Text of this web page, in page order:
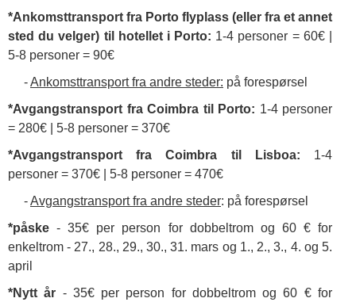
*Ankomsttransport fra Porto flyplass (eller fra et annet
sted du velger) til hotellet i Porto: 1-4 personer = 60€ |
5-8 personer = 90€
-Ankomsttransport fra andre steder: på forespørsel
*Avgangstransport fra Coimbra til Porto: 1-4 personer
= 280€ | 5-8 personer = 370€
*Avgangstransport fra Coimbra til Lisboa: 1-4
personer = 370€ | 5-8 personer = 470€
-Avgangstransport fra andre steder: på forespørsel
*påske - 35€ per person for dobbeltrom og 60 € for
enkeltrom - 27., 28., 29., 30., 31. mars og 1., 2., 3., 4. og 5.
april
*Nytt år - 35€ per person for dobbeltrom og 60 € for